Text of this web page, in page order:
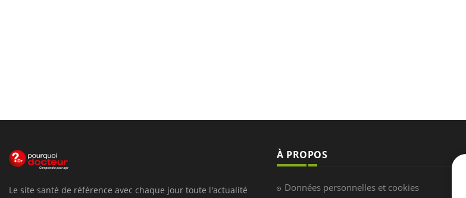
Le site santé de référence avec chaque jour toute l'actualité
À PROPOS
Données personnelles et cookies